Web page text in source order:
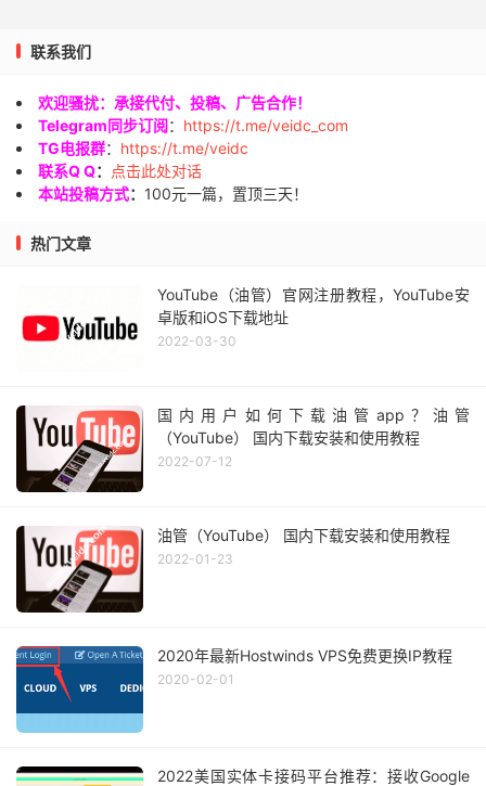
联系我们
欢迎骚扰：承接代付、投稿、广告合作！
Telegram同步订阅： https://t.me/veidc_com
TG电报群： https://t.me/veidc
联系Q Q：
点击此处对话
本站投稿方式： 100元一篇，置顶三天！
热门文章
YouTube（油管）官网注册教程，YouTube安
卓版和iOS下载地址
2022-03-30
国内用户如何下载油管app？油管
（YouTube） 国内下载安装和使用教程
2022-07-12
油管（YouTube） 国内下载安装和使用教程
2022-01-23
2020年最新Hostwinds VPS免费更换IP教程
2020-02-01
2022美国实体卡接码平台推荐：接收Google